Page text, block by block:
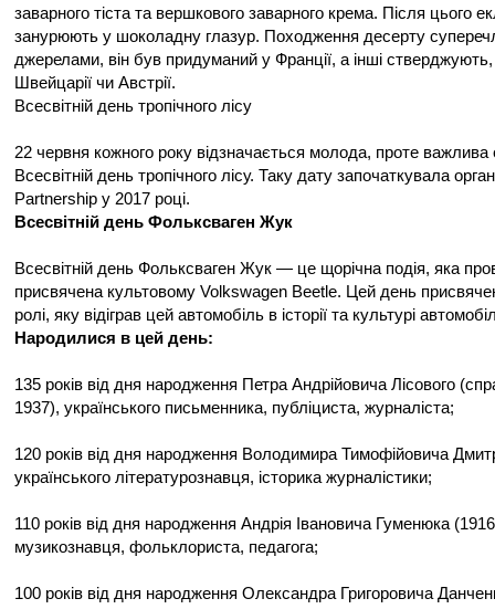
заварного тіста та вершкового заварного крема. Після цього
занурюють у шоколадну глазур. Походження десерту
джерелами, він був придуманий у Франції, а інші
Швейцарії чи Австрії.
Всесвітній день тропічного лісу
22 червня кожного року відзначається молода, проте важлива
Всесвітній день тропічного лісу. Таку дату започаткувала
Partnership у 2017 році.
Всесвітній день Фольксваген Жук
Всесвітній день Фольксваген Жук — це щорічна подія, яка
присвячена культовому Volkswagen Beetle. Цей день
ролі, яку відіграв цей автомобіль в історії та культурі
Народилися в цей день:
135 років від дня народження Петра Андрійовича Лісового
1937), українського письменника, публіциста, журналіста;
120 років від дня народження Володимира Тимофійовича
українського літературознавця, історика журналістики;
110 років від дня народження Андрія Івановича Гуменюка
музикознавця, фольклориста, педагога;
100 років від дня народження Олександра Григоровича